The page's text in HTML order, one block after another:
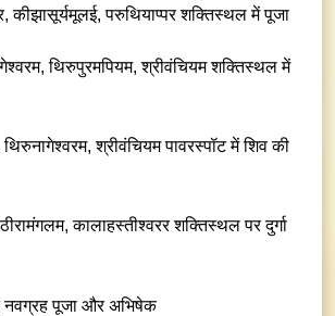
कीझासूर्यमूलई, परुथियाप्पर शक्तिस्थल में पूजा
थिरुपुरमपियम, श्रीवंचियम शक्तिस्थल में
श्रीवंचियम पावरस्पॉट में शिव की
कालाहस्तीश्वरर शक्तिस्थल पर दुर्गा
नवग्रह पूजा और अभिषेक